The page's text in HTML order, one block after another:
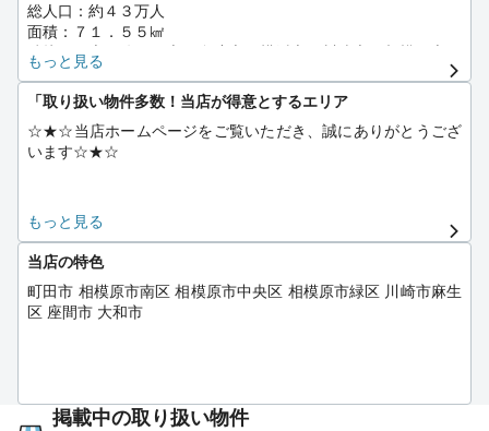
総人口：約４３万人
面積：７１．５５㎢
隣接する市：八王子市・多摩市・横浜市・川崎市・相模原市・
大和市
市内の鉄道：小田急線（町田駅）・ＪＲ横浜線（町田駅・相原
駅・成瀬駅）
：京王相模原線（多摩境駅）・東急田園都市線（南町田駅・す
ずかけ台駅・つくし野駅）
-------------------------------------------------------------------------------
-----------------------------
町田市は、町田駅を中心に小田急小田原線、横浜線を代表する
繁華街で、
隣接する市でもあります。
もっと見る
「取り扱い物件多数！当店が得意とするエリア
☆★☆当店ホームページをご覧いただき、誠にありがとうござ
います☆★☆
ハウスコム町田店の小栗と申します。
この度は、当店ホームページをご覧いただき誠にありがとうご
ざいます。
当店では、町田市を中心に、相模原市南区、相模原市中央区、
お部屋の情報だけではなく、お住まいになられてからの未来の
ご提案、ここに住むとどんなメリット・デメリットがあるの
もっと見る
当店の特色
町田市 相模原市南区 相模原市中央区 相模原市緑区 川崎市麻生
区 座間市 大和市
掲載中の取り扱い物件